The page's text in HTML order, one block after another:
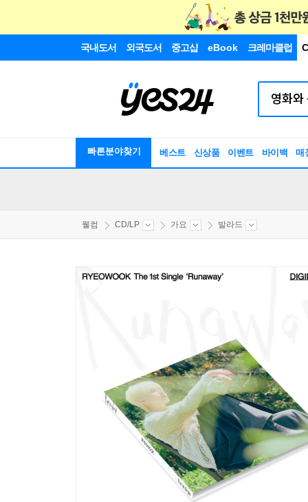
국내도서 외국도서 중고샵 eBook 크레마클럽
빠른분야찾기 베스트 신상품 이벤트 바이백 매
웰컴 CD/LP 가요 발라드